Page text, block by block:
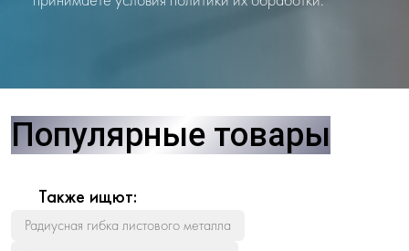
Популярные товары
Также ищют:
Радиусная гибка листового металла